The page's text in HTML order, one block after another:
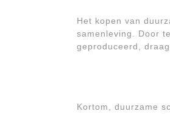
Het kopen van
samenleving. Door
geproduceerd,
Kortom, duurzame